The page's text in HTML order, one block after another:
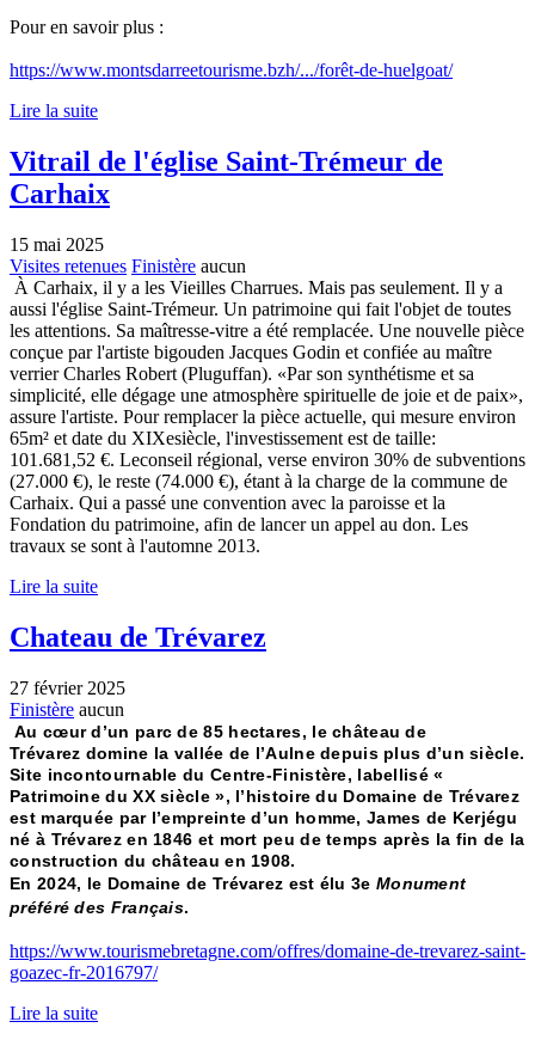
Pour en savoir plus :
https://www.montsdarreetourisme.bzh/.../forêt-de-huelgoat/
Lire la suite
Vitrail de l'église Saint-Trémeur de
Carhaix
15 mai 2025
Visites retenues Finistère aucun
À Carhaix, il y a les Vieilles Charrues. Mais pas seulement. Il y a
aussi l'église Saint-Trémeur. Un patrimoine qui fait l'objet de toutes
les attentions. Sa maîtresse-vitre a été remplacée. Une nouvelle pièce
conçue par l'artiste bigouden Jacques Godin et confiée au maître
verrier Charles Robert (Pluguffan). «Par son synthétisme et sa
simplicité, elle dégage une atmosphère spirituelle de joie et de paix»,
assure l'artiste. Pour remplacer la pièce actuelle, qui mesure environ
65m² et date du XIXesiècle, l'investissement est de taille:
101.681,52 €. Leconseil régional, verse environ 30% de subventions
(27.000 €), le reste (74.000 €), étant à la charge de la commune de
Carhaix. Qui a passé une convention avec la paroisse et la
Fondation du patrimoine, afin de lancer un appel au don. Les
travaux se sont à l'automne 2013.
Lire la suite
Chateau de Trévarez
27 février 2025
Finistère aucun
Au cœur d’un parc de 85 hectares, le château de
Trévarez domine la vallée de l’Aulne depuis plus d’un siècle.
Site incontournable du Centre-Finistère, labellisé «
Patrimoine du XXsiècle », l’histoire du Domaine de Trévarez
est marquée par l’empreinte d’un homme, James de Kerjégu
né à Trévarez en 1846 et mort peu de temps après la fin de la
construction du château en 1908.
En 2024, le Domaine de Trévarez est élu 3e Monument
préféré des Français.
https://www.tourismebretagne.com/offres/domaine-de-trevarez-saint-
goazec-fr-2016797/
Lire la suite